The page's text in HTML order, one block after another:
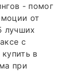
- помог
от
лучших
с
в
при